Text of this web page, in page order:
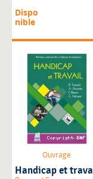
Dispo
nible
Ouvrage
Handicap et